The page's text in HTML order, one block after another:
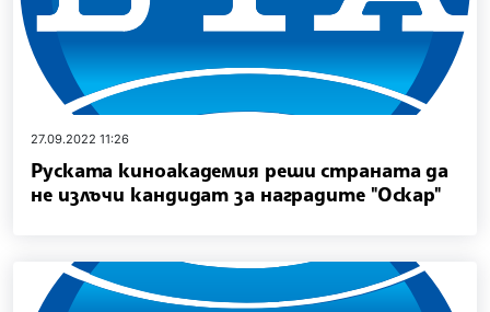
27.09.2022 11:26
Руската киноакадемия реши страната да
не излъчи кандидат за наградите "Оскар"